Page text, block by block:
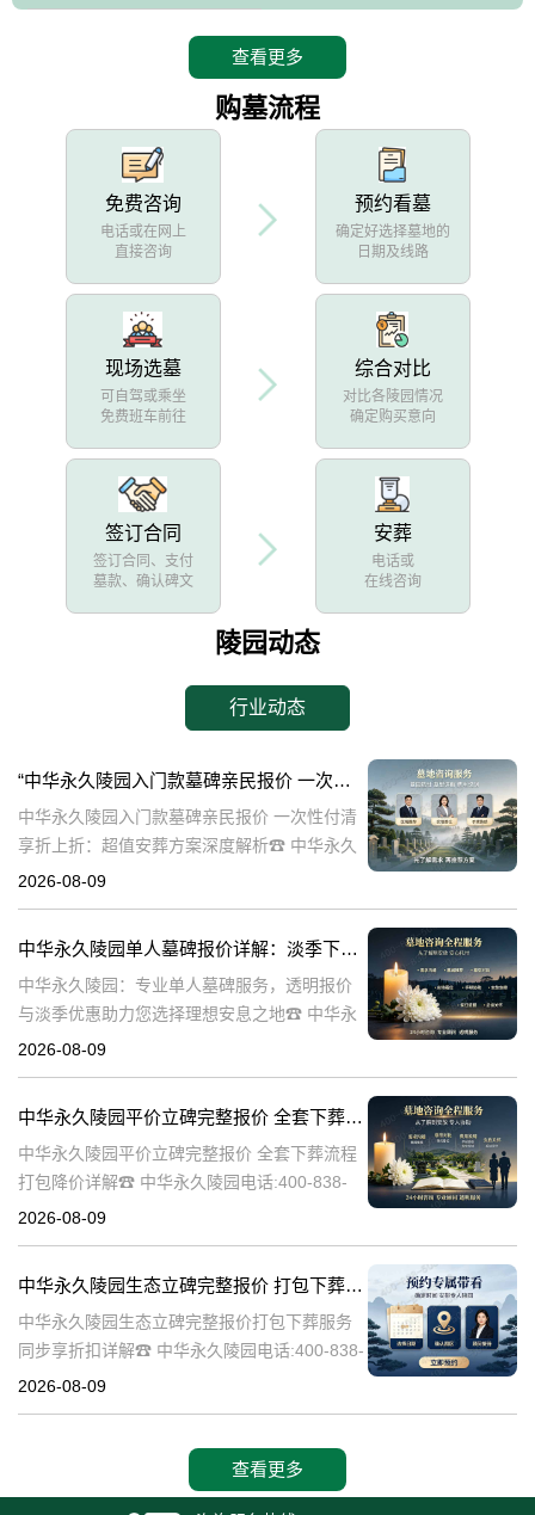
查看更多
购墓流程
免费咨询
电话或在网上
直接咨询
预约看墓
确定好选择墓地的
日期及线路
现场选墓
可自驾或乘坐
免费班车前往
综合对比
对比各陵园情况
确定购买意向
签订合同
签订合同、支付
墓款、确认碑文
安葬
电话或
在线咨询
陵园动态
行业动态
“中华永久陵园入门款墓碑亲民报价 一次性付清享折上折：超值安葬方案深度解析”
中华永久陵园入门款墓碑亲民报价 一次性付清
享折上折：超值安葬方案深度解析☎ 中华永久
陵园电话:400-838-5063在人生的旅程中，我们
2026-08-09
中华永久陵园单人墓碑报价详解：淡季下单享数千元优惠
中华永久陵园：专业单人墓碑服务，透明报价
与淡季优惠助力您选择理想安息之地☎ 中华永
久陵园电话:400-838-5063中华永久陵园，作为
2026-08-09
中华永久陵园平价立碑完整报价 全套下葬流程打包降价详解
中华永久陵园平价立碑完整报价 全套下葬流程
打包降价详解☎ 中华永久陵园电话:400-838-
5063在人生的旅途中，每个人都会经历生老病
2026-08-09
中华永久陵园生态立碑完整报价 打包下葬服务同步享折扣详解
中华永久陵园生态立碑完整报价打包下葬服务
同步享折扣详解☎ 中华永久陵园电话:400-838-
5063中华永久陵园作为国内知名的陵园之一，
2026-08-09
查看更多